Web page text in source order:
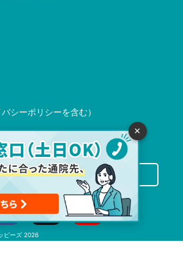
シーポリシーを含む）
る基本方針
ーチに掲載希望の先生方へ
ピーズ 2026
×